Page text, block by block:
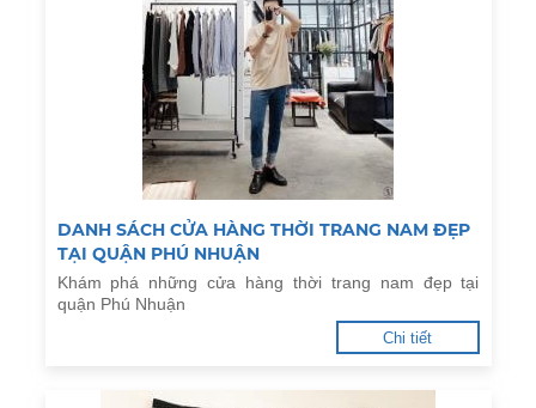
DANH SÁCH CỬA HÀNG THỜI TRANG NAM ĐẸP
TẠI QUẬN PHÚ NHUẬN
Khám phá những cửa hàng thời trang nam đẹp tại
quận Phú Nhuận
Chi tiết